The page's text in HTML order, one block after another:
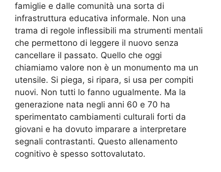
famiglie e dalle comunità una sorta di
infrastruttura educativa informale. Non una
trama di regole inflessibili ma strumenti mentali
che permettono di leggere il nuovo senza
cancellare il passato. Quello che oggi
chiamiamo valore non è un monumento ma un
utensile. Si piega, si ripara, si usa per compiti
nuovi. Non tutti lo fanno ugualmente. Ma la
generazione nata negli anni 60 e 70 ha
sperimentato cambiamenti culturali forti da
giovani e ha dovuto imparare a interpretare
segnali contrastanti. Questo allenamento
cognitivo è spesso sottovalutato.